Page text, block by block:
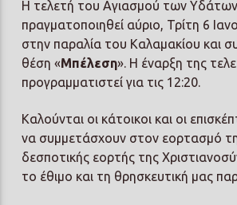
Η τελετή του Αγιασμού των
πραγματοποιηθεί αύριο, Τρίτη 6
στην παραλία του Καλαμακίου και
θέση «Μπέλεση». Η έναρξη της
προγραμματιστεί για τις 12:20.
Καλούνται οι κάτοικοι και οι
να συμμετάσχουν στον εορτασμό
δεσποτικής εορτής της
το έθιμο και τη θρησκευτική μας